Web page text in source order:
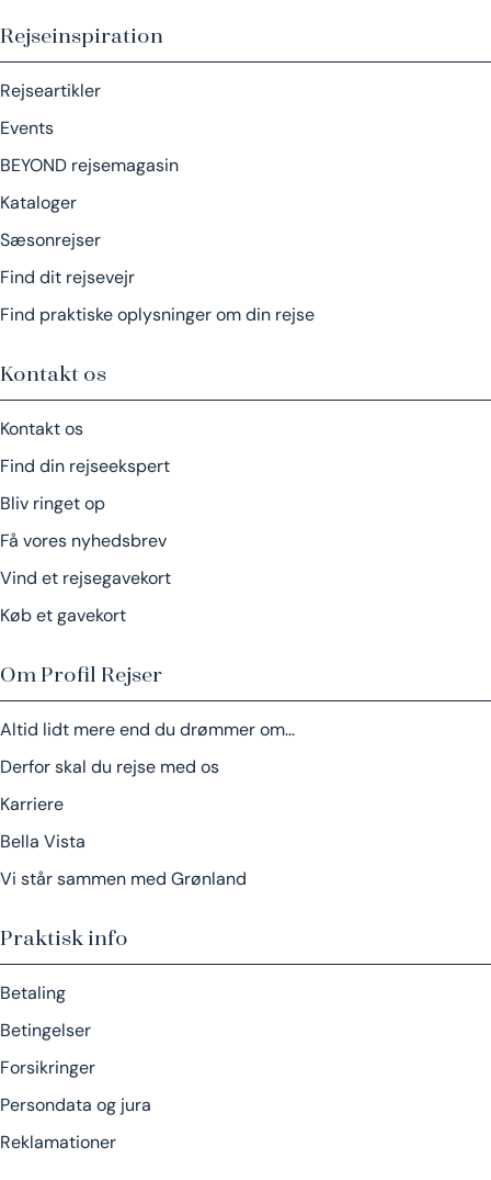
Rejseinspiration
Rejseartikler
Events
BEYOND rejsemagasin
Kataloger
Sæsonrejser
Find dit rejsevejr
Find praktiske oplysninger om din rejse
Kontakt os
Kontakt os
Find din rejseekspert
Bliv ringet op
Få vores nyhedsbrev
Vind et rejsegavekort
Køb et gavekort
Om Profil Rejser
Altid lidt mere end du drømmer om…
Derfor skal du rejse med os
Karriere
Bella Vista
Vi står sammen med Grønland
Praktisk info
Betaling
Betingelser
Forsikringer
Persondata og jura
Reklamationer